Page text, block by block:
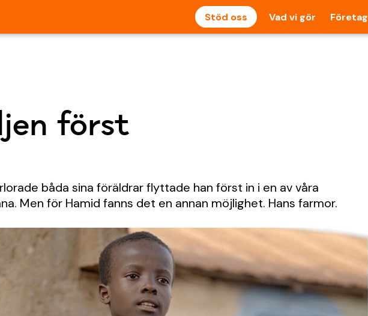
Stöd oss Vad vi gör Företag
först
båda sina föräldrar flyttade han först in i en av våra
Men för Hamid fanns det en annan möjlighet. Hans farmor.